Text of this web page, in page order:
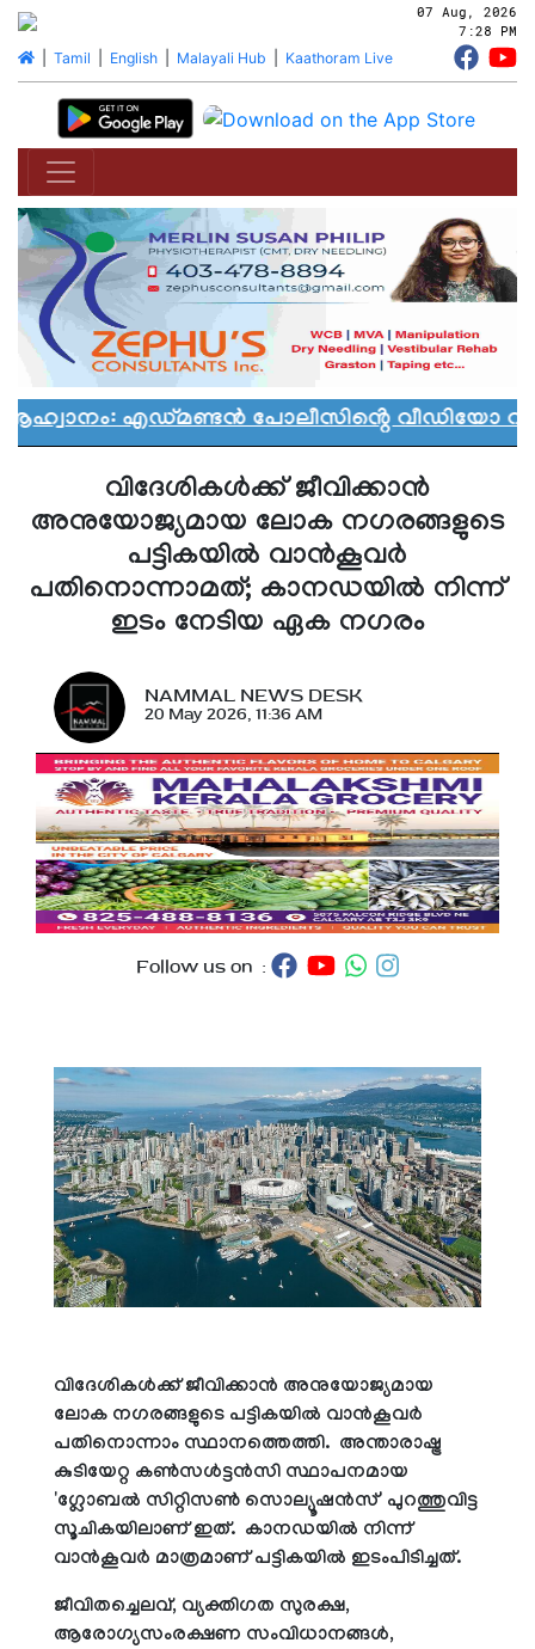
07 Aug, 2026
7:28 PM
| Tamil English| Malayali Hub Kaathoram Live
എഡ്മണ്ടൻ പോലീസിൻ്റെ വീഡിയോ
വിദേശികൾക്ക് ജീവിക്കാൻ
അനുയോജ്യമായ ലോക നഗരങ്ങളുടെ
പട്ടികയിൽ വാൻകൂവർ
പതിനൊന്നാമത്; കാനഡയിൽ നിന്ന്
ഇടം നേടിയ ഏക നഗരം
NAMMAL NEWS DESK
20 May 2026, 11:36 AM
Follow us on :
വിദേശികൾക്ക് ജീവിക്കാൻ അനുയോജ്യമായ
ലോക നഗരങ്ങളുടെ പട്ടികയിൽ വാൻകൂവർ
പതിനൊന്നാം സ്ഥാനത്തെത്തി. അന്താരാഷ്ട്ര
കുടിയേറ്റ കൺസൾട്ടൻസി സ്ഥാപനമായ
'ഗ്ലോബൽ സിറ്റിസൺ സൊല്യൂഷൻസ്' പുറത്തുവിട്ട
സൂചികയിലാണ് ഇത്. കാനഡയിൽ നിന്ന്
വാൻകൂവർ മാത്രമാണ് പട്ടികയിൽ ഇടംപിടിച്ചത്.
ജീവിതച്ചെലവ്, വ്യക്തിഗത സുരക്ഷ,
ആരോഗ്യസംരക്ഷണ സംവിധാനങ്ങൾ,